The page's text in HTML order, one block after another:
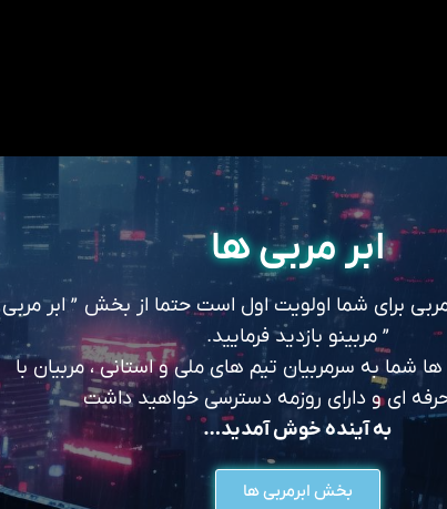
ابر مربی ها
مربی برای شما اولویت اول است حتما از بخش ” ابر مربی
” مربینو بازدید فرمایید.
شما به سرمربیان تیم های ملی و استانی ، مربیان با
ای و دارای روزمه دسترسی خواهید داشت
به آینده خوش آمدید…
بخش ابرمربی ها